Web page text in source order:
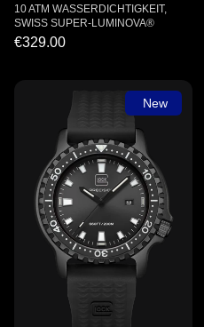
10 ATM WASSERDICHTIGKEIT,
SWISS SUPER-LUMINOVA®
€329.00
New